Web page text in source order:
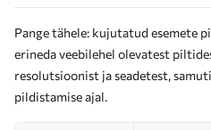
Pange tähele: kujutatud esemete
erineda veebilehel olevatest
resolutsioonist ja seadetest,
pildistamise ajal.